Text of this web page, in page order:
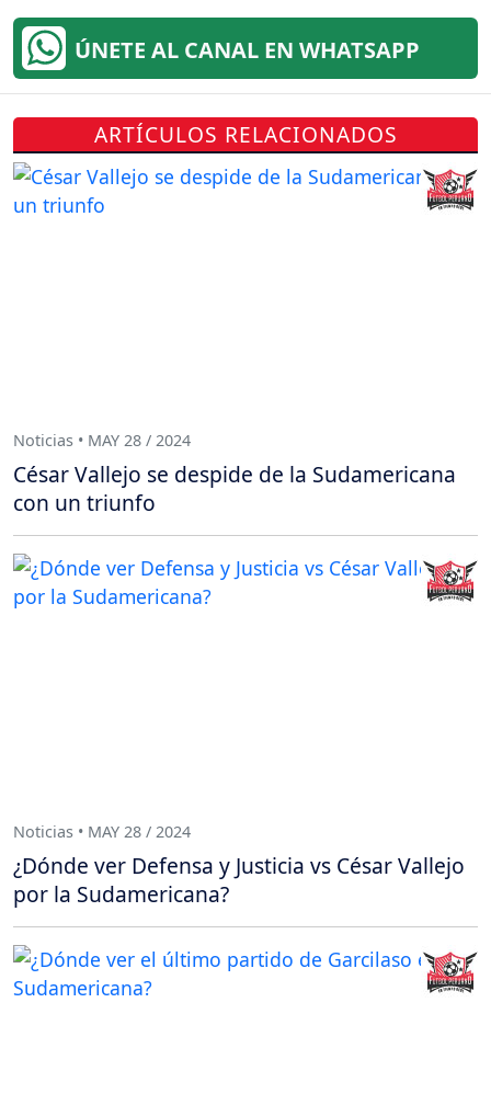
ÚNETE AL CANAL EN WHATSAPP
ARTÍCULOS RELACIONADOS
Noticias • MAY 28 / 2024
César Vallejo se despide de la Sudamericana
con un triunfo
Noticias • MAY 28 / 2024
¿Dónde ver Defensa y Justicia vs César Vallejo
por la Sudamericana?